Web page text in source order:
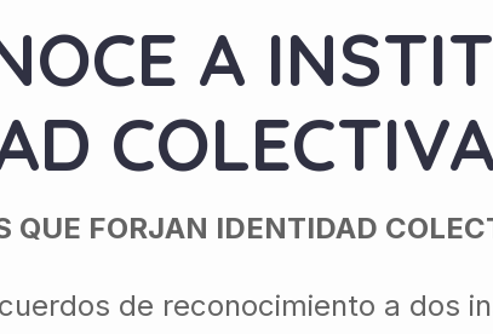
A
QUE FORJAN IDENTIDAD
de reconocimiento a dos